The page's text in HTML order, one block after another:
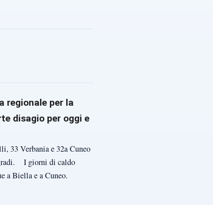
regionale per la
disagio per oggi e
33 Verbania e 32a Cuneo
gradi. I giorni di caldo
a Biella e a Cuneo.